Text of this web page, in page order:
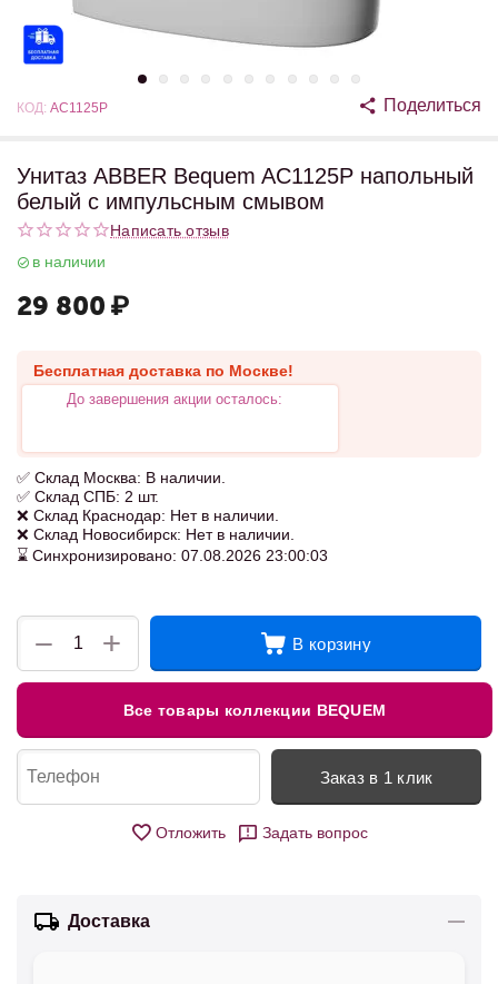
КОД: AC1125P Поделиться
Унитаз ABBER Bequem AC1125P напольный
белый с импульсным смывом
Написать отзыв
в наличии
29 800 ₽
Бесплатная доставка по Москве!
До завершения акции осталось:
✅ Склад Москва: В наличии.
✅ Склад СПБ: 2 шт.
❌ Склад Краснодар: Нет в наличии.
❌ Склад Новосибирск: Нет в наличии.
⌛ Синхронизировано: 07.08.2026 23:00:03
+
− В корзину
Все товары коллекции BEQUEM
Заказ в 1 клик
Отложить Задать вопрос
Доставка